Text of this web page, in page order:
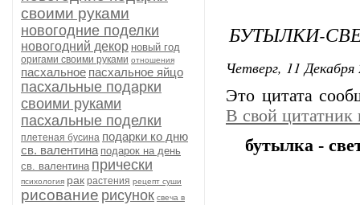
своими руками
новогодние поделки
новогодний декор новый год
оригами своими руками отношения
пасхальное пасхальное яйцо
пасхальные подарки
своими руками
пасхальные поделки
плетеная бусина подарки ко дню
св. валентина подарок на день
св. валентина прически
психология рак растения рецепт суши
рисование рисунок свеча в
БУТЫЛКИ-
Четверг, 11
Это цитата
В свой цитатник
бутылка -